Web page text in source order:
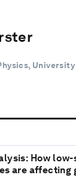
How
are affecting